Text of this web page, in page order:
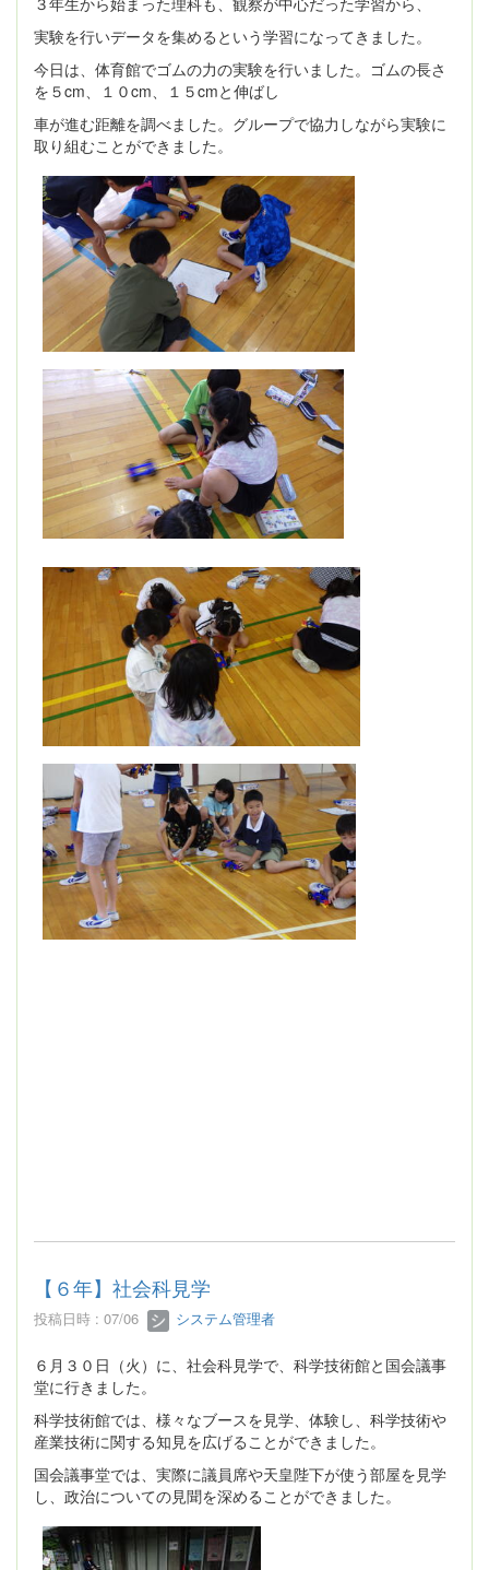
実験を行いデータを集めるという学習になってきました。
今日は、体育館でゴムの力の実験を行いました。ゴムの長さ
を５cm、１０cm、１５cmと伸ばし
車が進む距離を調べました。グループで協力しながら実験に
取り組むことができました。
【６年】社会科見学
投稿日時 : 07/06 システム管理者
６月３０日（火）に、社会科見学で、科学技術館と国会議事
堂に行きました。
科学技術館では、様々なブースを見学、体験し、科学技術や
産業技術に関する知見を広げることができました。
国会議事堂では、実際に議員席や天皇陛下が使う部屋を見学
し、政治についての見聞を深めることができました。